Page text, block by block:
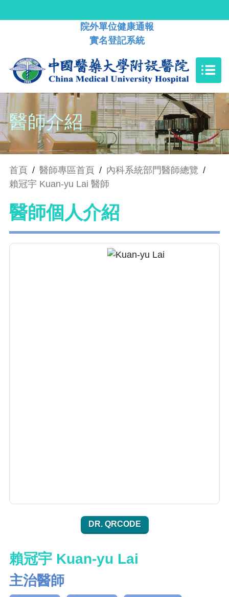
院外單位健康通報
實名登記系統
醫師介紹
首頁 / 醫師專區首頁 / 內科系統部門醫師總覽 /
賴冠宇 Kuan-yu Lai 醫師
醫師個人介紹
DR. QRCODE
賴冠宇 Kuan-yu Lai
主治醫師